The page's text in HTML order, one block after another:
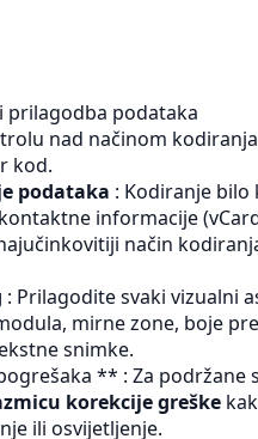
prilagodba podataka
nad načinom
kod.
podataka : Kodiranje
informacije
način
: Prilagodite svaki vizualni
mirne zone, boje
snimke.
** : Za
korekcije greške
ili osvijetljenje.